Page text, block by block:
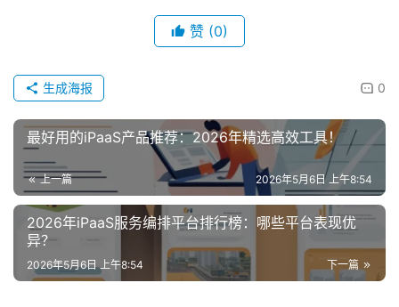
赞 (0)
0
生成海报
最好用的iPaaS产品推荐：2026年精选高效工具！
上一篇 2026年5月6日 上午8:54
2026年iPaaS服务编排平台排行榜：哪些平台表现优
异？
下一篇
2026年5月6日 上午8:54